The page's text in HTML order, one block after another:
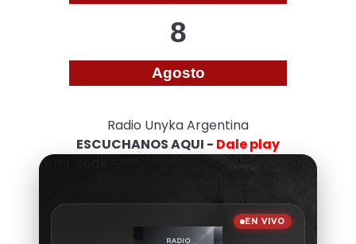
8
Agosto
Radio Unyka Argentina
ESCUCHANOS AQUI - Dale play